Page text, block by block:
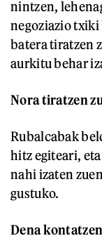
nintzen,
negoziazio txiki
batera tiratzen
aurkitu behar
Nora tiratzen
Rubalcabak
hitz egiteari,
nahi izaten
gustuko.
Dena